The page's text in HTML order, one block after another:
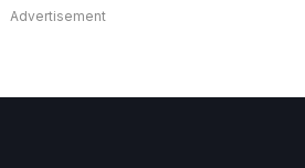
Advertisement